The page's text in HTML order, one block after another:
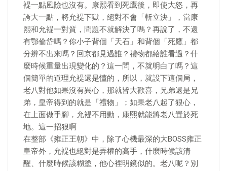
褆一點風險也沒有。康熙看到死鷹後，即使大怒，再
誇大一點，將允褆下獄，絕對不會「斬立決」，當康
熙和允褆一對質，問題不就解決了嗎？再說了，不還
有鄂倫岱嗎？你小子背個「天石」和背個「死鷹」都
分辨不出來嗎？回京都見過誰？禮物都給誰看過？什
麼時候重量出現變化的？這一問，不就明白了嗎？這
個簡單的道理允褆還是懂的，所以，就設下這個局，
老八對他如果沒有異心，那就皆大歡喜，兄弟還是兄
弟，皇帝得到的就是「禮物」；如果老八起了狠心，
在上面做手腳，允褆不用動，康熙就能將老八置於死
地。這一招狠啊
在整部《雍正王朝》中，除了心機最深的大BOSS雍正
皇帝外，允褆也絕對是弄權的高手，什麼時候該清
醒、什麼時候該糊塗，他心裡明鏡似的。老八呢？別